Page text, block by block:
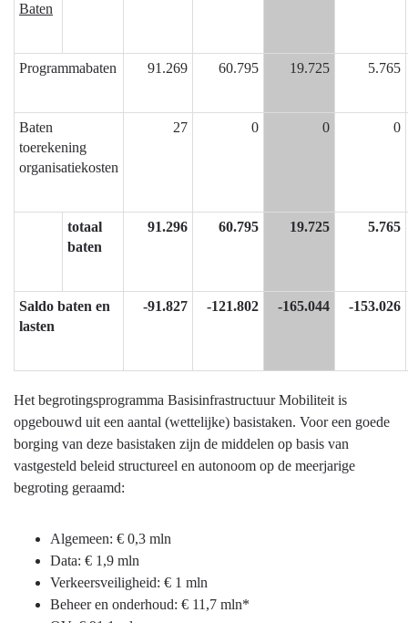
Baten
Programmabaten 91.269 60.795 19.725 5.765
Baten
toerekening
organisatiekosten
27 0 0 0
totaal
baten
91.296 60.795 19.725 5.765
Saldo baten en
lasten
-91.827 -121.802 -165.044 -153.026
Het begrotingsprogramma Basisinfrastructuur Mobiliteit is
opgebouwd uit een aantal (wettelijke) basistaken. Voor een goede
borging van deze basistaken zijn de middelen op basis van
vastgesteld beleid structureel en autonoom op de meerjarige
begroting geraamd:
Algemeen: € 0,3 mln
Data: € 1,9 mln
Verkeersveiligheid: € 1 mln
Beheer en onderhoud: € 11,7 mln*